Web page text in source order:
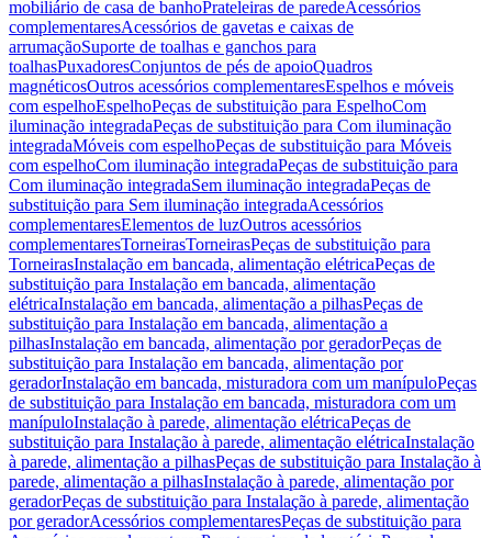
mobiliário de casa de banhoPrateleiras de paredeAcessórios
complementaresAcessórios de gavetas e caixas de
arrumaçãoSuporte de toalhas e ganchos para
toalhasPuxadoresConjuntos de pés de apoioQuadros
magnéticosOutros acessórios complementaresEspelhos e móveis
com espelhoEspelhoPeças de substituição para EspelhoCom
iluminação integradaPeças de substituição para Com iluminação
integradaMóveis com espelhoPeças de substituição para Móveis
com espelhoCom iluminação integradaPeças de substituição para
Com iluminação integradaSem iluminação integradaPeças de
substituição para Sem iluminação integradaAcessórios
complementaresElementos de luzOutros acessórios
complementaresTorneirasTorneirasPeças de substituição para
TorneirasInstalação em bancada, alimentação elétricaPeças de
substituição para Instalação em bancada, alimentação
elétricaInstalação em bancada, alimentação a pilhasPeças de
substituição para Instalação em bancada, alimentação a
pilhasInstalação em bancada, alimentação por geradorPeças de
substituição para Instalação em bancada, alimentação por
geradorInstalação em bancada, misturadora com um manípuloPeças
de substituição para Instalação em bancada, misturadora com um
manípuloInstalação à parede, alimentação elétricaPeças de
substituição para Instalação à parede, alimentação elétricaInstalação
à parede, alimentação a pilhasPeças de substituição para Instalação à
parede, alimentação a pilhasInstalação à parede, alimentação por
geradorPeças de substituição para Instalação à parede, alimentação
por geradorAcessórios complementaresPeças de substituição para